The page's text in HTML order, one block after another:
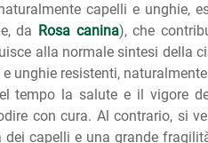
capelli e unghie,
da Rosa canina), che
alla normale sintesi della
unghie resistenti,
tempo la salute e il vigore
con cura. Al contrario, si
capelli e una grande